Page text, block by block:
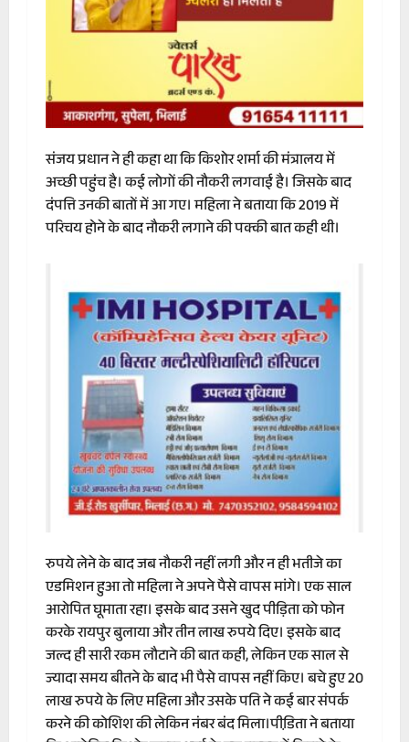
संजय प्रधान ने ही कहा था कि किशोर शर्मा की मंत्रालय में
अच्छी पहुंच है। कई लोगों की नौकरी लगवाई है। जिसके बाद
दंपत्ति उनकी बातों में आ गए। महिला ने बताया कि 2019 में
परिचय होने के बाद नौकरी लगाने की पक्की बात कही थी।
रुपये लेने के बाद जब नौकरी नहीं लगी और न ही भतीजे का
एडमिशन हुआ तो महिला ने अपने पैसे वापस मांगे। एक साल
आरोपित घूमाता रहा। इसके बाद उसने खुद पीड़िता को फोन
करके रायपुर बुलाया और तीन लाख रुपये दिए। इसके बाद
जल्द ही सारी रकम लौटाने की बात कही, लेकिन एक साल से
ज्यादा समय बीतने के बाद भी पैसे वापस नहीं किए। बचे हुए 20
लाख रुपये के लिए महिला और उसके पति ने कई बार संपर्क
करने की कोशिश की लेकिन नंबर बंद मिला।पीडि़ता ने बताया